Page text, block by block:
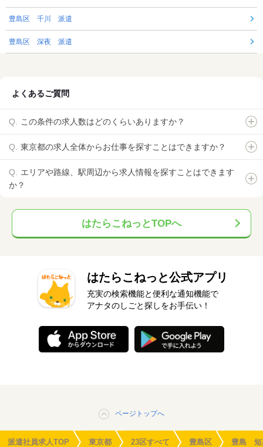
豊島区 千川 派遣
豊島区 深夜 派遣
よくあるご質問
この条件の求人数はどのくらいありますか？
東京都の求人全体からお仕事を探すことはできますか？
エリアや路線、駅周辺から求人情報を探すことはできます
か？
はたらこねっとTOPへ
はたらこねっと公式アプリ
充実の検索機能と便利な通知機能で
アナタのしごと探しをお手伝い！
ページトップへ
派遣社員求人TOP 東京都 23区すべて 豊島区 豊島 短